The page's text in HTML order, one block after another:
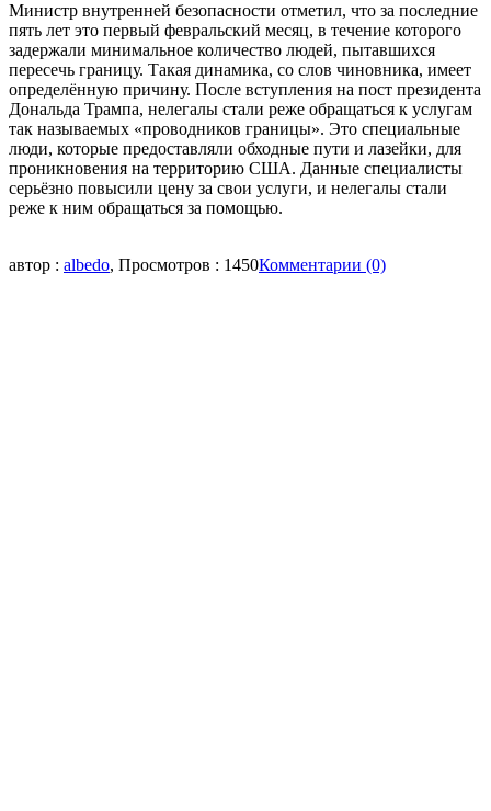
Министр внутренней безопасности отметил, что за последние
пять лет это первый февральский месяц, в течение которого
задержали минимальное количество людей, пытавшихся
пересечь границу. Такая динамика, со слов чиновника, имеет
определённую причину. После вступления на пост президента
Дональда Трампа, нелегалы стали реже обращаться к услугам
так называемых «проводников границы». Это специальные
люди, которые предоставляли обходные пути и лазейки, для
проникновения на территорию США. Данные специалисты
серьёзно повысили цену за свои услуги, и нелегалы стали
реже к ним обращаться за помощью.
автор : albedo, Просмотров : 1450Комментарии (0)